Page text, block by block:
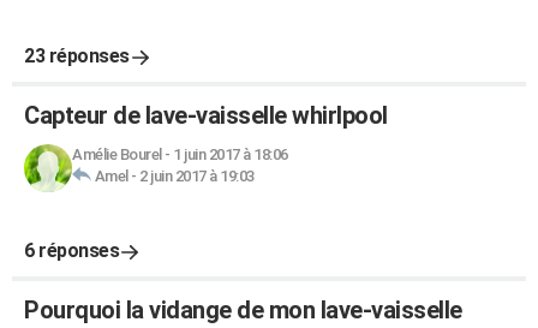
23 réponses
Capteur de lave-vaisselle whirlpool
Amélie Bourel - 1 juin 2017 à 18:06
Amel - 2 juin 2017 à 19:03
6 réponses
Pourquoi la vidange de mon lave-vaisselle